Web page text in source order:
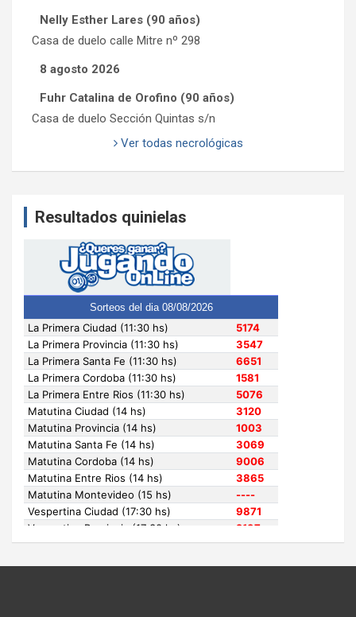
Nelly Esther Lares (90 años)
Casa de duelo calle Mitre nº 298
8 agosto 2026
Fuhr Catalina de Orofino (90 años)
Casa de duelo Sección Quintas s/n
Ver todas necrológicas
Resultados quinielas